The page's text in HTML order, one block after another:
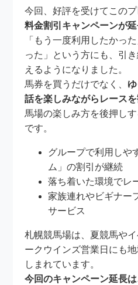
今回、好評を受けてこの
料金割引キャンペーンが
「もう一度利用したかっ
った」という方にも、引
えるようになりました。
馬券を買うだけでなく、
話を楽しみながらレース
馬場の楽しみ方を後押し
です。
グループで利用しや
ム」の割引が継続
落ち着いた環境でレ
家族連れやビギナー
サービス
札幌競馬場は、夏競馬や
ークウインズ営業日にも
しまれています。
今回のキャンペーン延長